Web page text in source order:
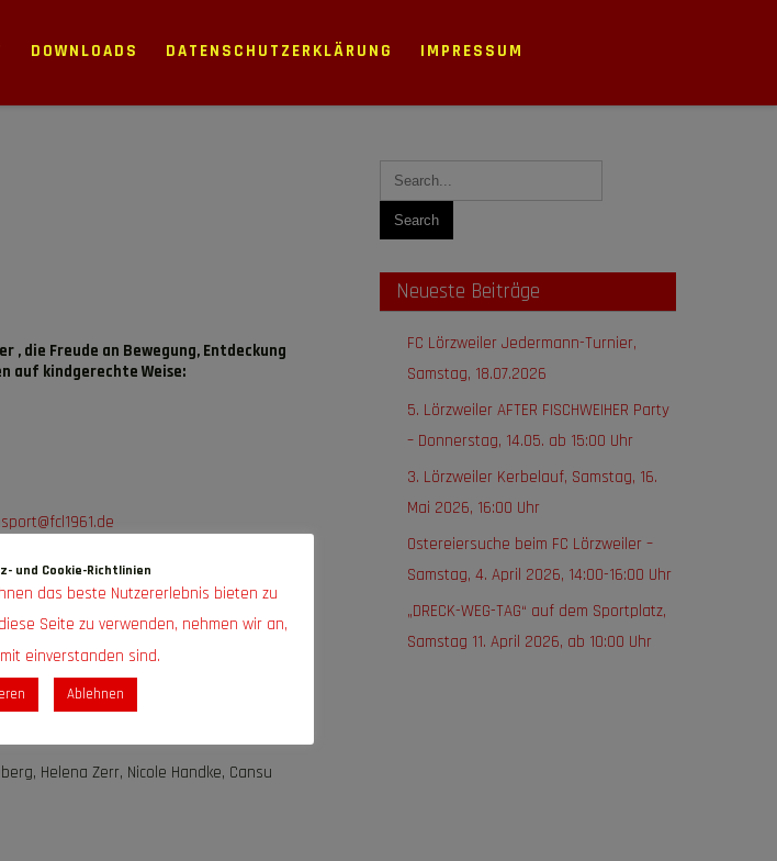
DOWNLOADS DATENSCHUTZERKLÄRUNG IMPRESSUM
, die Freude an Bewegung, Entdeckung
auf kindgerechte Weise:
gemeinsames Spiel
Helena Zerr, Nicole Handke, Cansu
Neueste Beiträge
FC Lörzweiler Jedermann-Turnier,
Samstag, 18.07.2026
5. Lörzweiler AFTER FISCHWEIHER Party
– Donnerstag, 14.05. ab 15:00 Uhr
3. Lörzweiler Kerbelauf, Samstag, 16.
Mai 2026, 16:00 Uhr
Ostereiersuche beim FC Lörzweiler –
Samstag, 4. April 2026, 14:00-16:00 Uhr
„DRECK-WEG-TAG“ auf dem Sportplatz,
Samstag 11. April 2026, ab 10:00 Uhr
und Cookie-Richtlinien
das beste Nutzererlebnis bieten zu
Seite zu verwenden, nehmen wir an,
einverstanden sind.
Ablehnen